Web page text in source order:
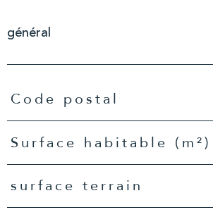
général
TRAD_PAMPERO_Caracteristique
Code postal
Surface habitable (m²)
surface terrain